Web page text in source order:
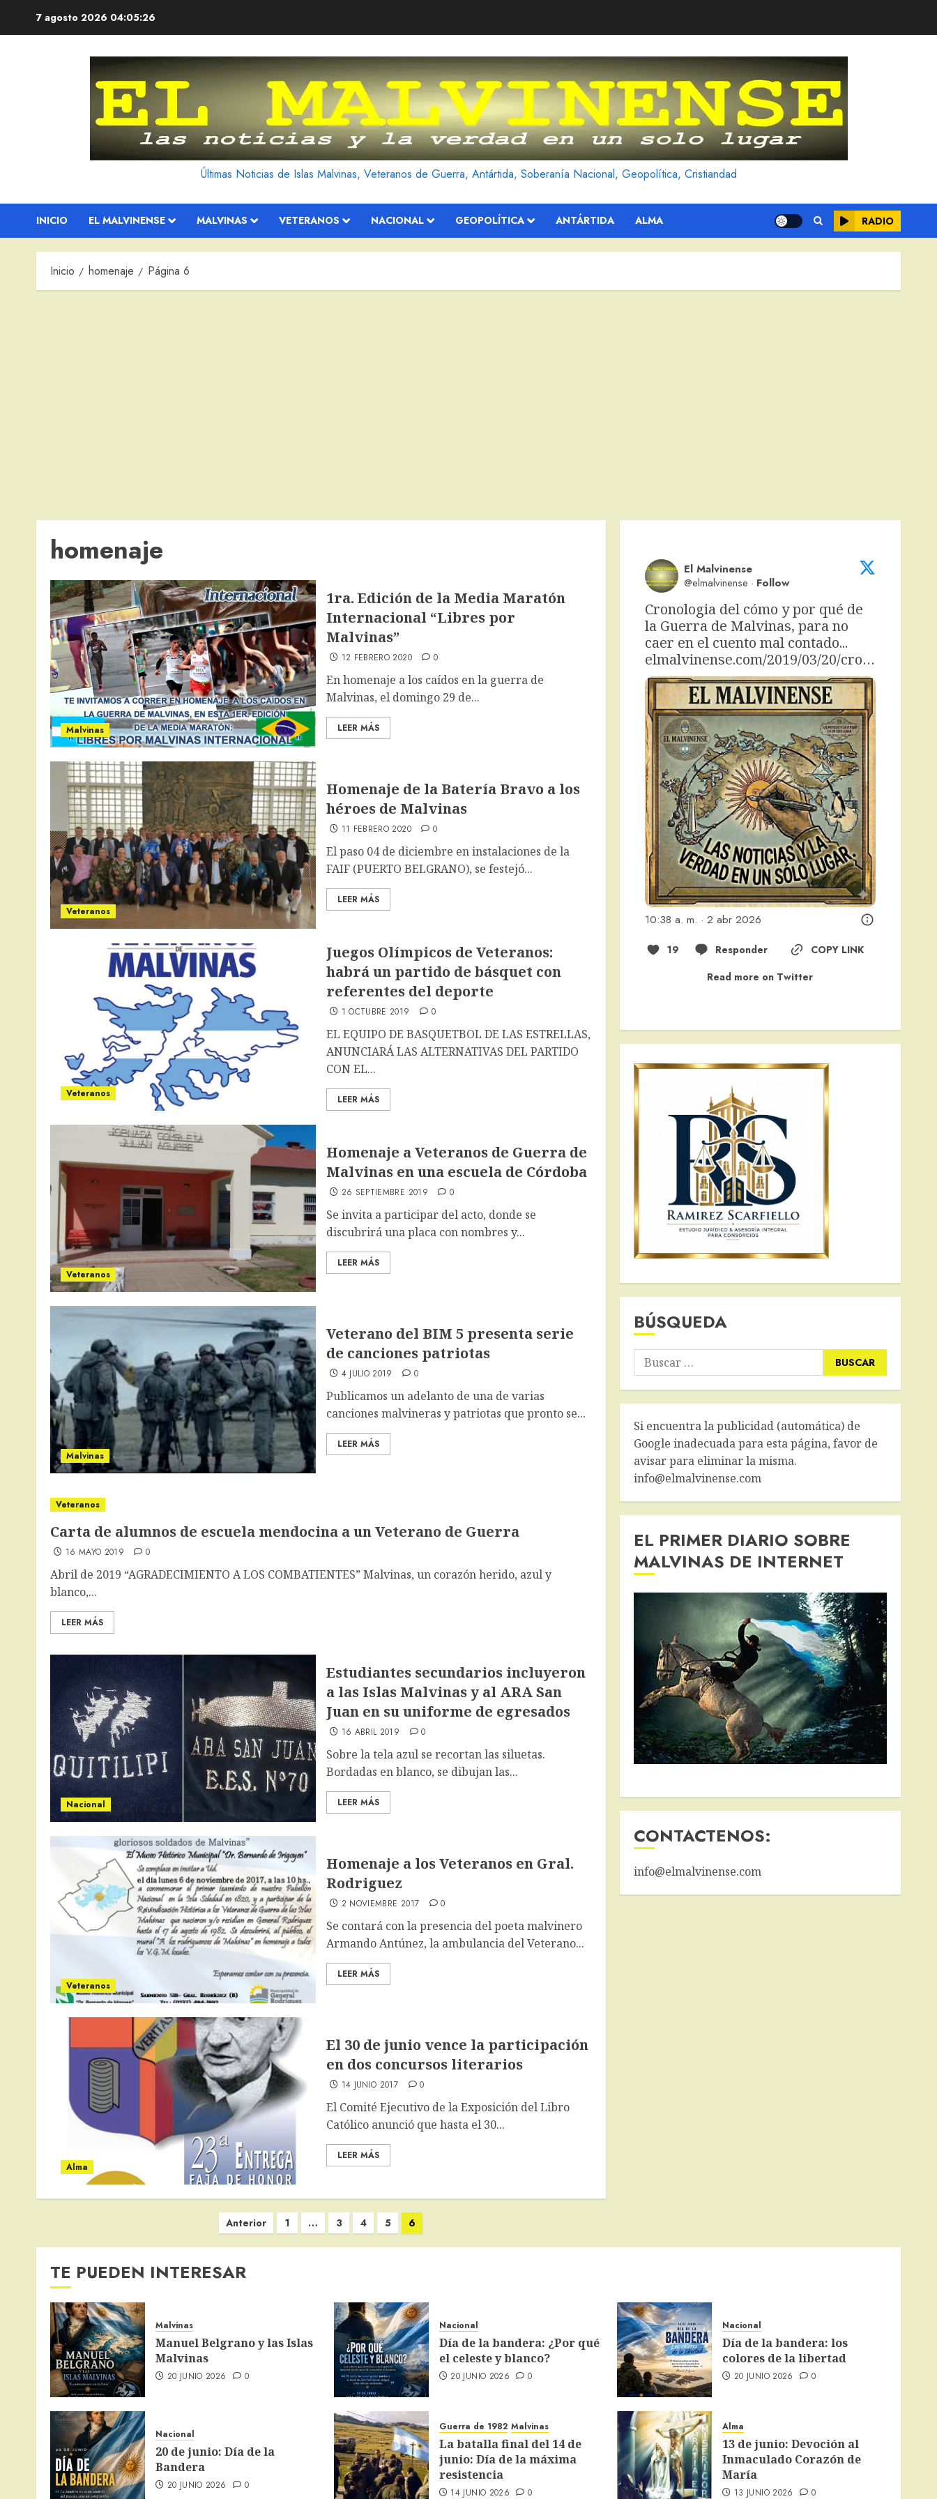
7 agosto 2026 04:05:27
Últimas Noticias de Islas Malvinas, Veteranos de Guerra, Antártida, Soberanía Nacional, Geopolítica, Cristiandad
INICIO EL MALVINENSE MALVINAS VETERANOS NACIONAL GEOPOLÍTICA ANTÁRTIDA ALMA RADIO
Inicio homenaje Página 6
homenaje
Malvinas
1ra. Edición de la Media Maratón
Internacional “Libres por
Malvinas”
12 FEBRERO 2020 0
En homenaje a los caídos en la guerra de
Malvinas, el domingo 29 de...
LEER MÁS
Veteranos
Homenaje de la Batería Bravo a los
héroes de Malvinas
11 FEBRERO 2020 0
El paso 04 de diciembre en instalaciones de la
FAIF (PUERTO BELGRANO), se festejó...
LEER MÁS
Veteranos
Juegos Olímpicos de Veteranos:
habrá un partido de básquet con
referentes del deporte
1 OCTUBRE 2019 0
EL EQUIPO DE BASQUETBOL DE LAS ESTRELLAS,
ANUNCIARÁ LAS ALTERNATIVAS DEL PARTIDO
CON EL...
LEER MÁS
Veteranos
Homenaje a Veteranos de Guerra de
Malvinas en una escuela de Córdoba
26 SEPTIEMBRE 2019 0
Se invita a participar del acto, donde se
discubrirá una placa con nombres y...
LEER MÁS
Malvinas
Veterano del BIM 5 presenta serie
de canciones patriotas
4 JULIO 2019 0
Publicamos un adelanto de una de varias
canciones malvineras y patriotas que pronto se...
LEER MÁS
Veteranos
Carta de alumnos de escuela mendocina a un Veterano de Guerra
16 MAYO 2019 0
Abril de 2019 “AGRADECIMIENTO A LOS COMBATIENTES” Malvinas, un corazón herido, azul y
blanco,...
LEER MÁS
Nacional
Estudiantes secundarios incluyeron
a las Islas Malvinas y al ARA San
Juan en su uniforme de egresados
16 ABRIL 2019 0
Sobre la tela azul se recortan las siluetas.
Bordadas en blanco, se dibujan las...
LEER MÁS
Veteranos
Homenaje a los Veteranos en Gral.
Rodriguez
2 NOVIEMBRE 2017 0
Se contará con la presencia del poeta malvinero
Armando Antúnez, la ambulancia del Veterano...
LEER MÁS
Alma
El 30 de junio vence la participación
en dos concursos literarios
14 JUNIO 2017 0
El Comité Ejecutivo de la Exposición del Libro
Católico anunció que hasta el 30...
LEER MÁS
de
entradas
Anterior 1 … 3 4 5 6
El Malvinense
@elmalvinense · Follow
Cronologia del cómo y por qué de
la Guerra de Malvinas, para no
elmalvinense.com/2019/03/20/cro…
10:38 a. m. · 2 abr 2026
19 Responder
COPY LINK
Read more on Twitter
BÚSQUEDA
Buscar:
Si encuentra la publicidad (automática) de
Google inadecuada para esta página, favor de
avisar para eliminar la misma.
info@elmalvinense.com
EL PRIMER DIARIO SOBRE
MALVINAS DE INTERNET
CONTACTENOS:
info@elmalvinense.com
TE PUEDEN INTERESAR
Malvinas
Manuel Belgrano y las Islas
Malvinas
20 JUNIO 2026 0
Nacional
Día de la bandera: ¿Por qué
el celeste y blanco?
20 JUNIO 2026 0
Nacional
Día de la bandera: los
colores de la libertad
20 JUNIO 2026 0
Nacional
20 de junio: Día de la
Bandera
20 JUNIO 2026 0
Guerra de 1982 Malvinas
La batalla final del 14 de
junio: Día de la máxima
resistencia
14 JUNIO 2026 0
Alma
13 de junio: Devoción al
Inmaculado Corazón de
María
13 JUNIO 2026 0